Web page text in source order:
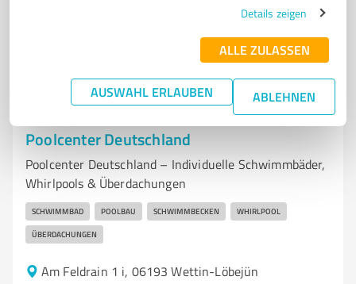
Details zeigen
ALLE ZULASSEN
AUSWAHL ERLAUBEN ABLEHNEN
Poolcenter Deutschland
Poolcenter Deutschland – Individuelle Schwimmbäder,
Whirlpools & Überdachungen
SCHWIMMBAD POOLBAU SCHWIMMBECKEN WHIRLPOOL
ÜBERDACHUNGEN
Am Feldrain 1 i, 06193 Wettin-Löbejün